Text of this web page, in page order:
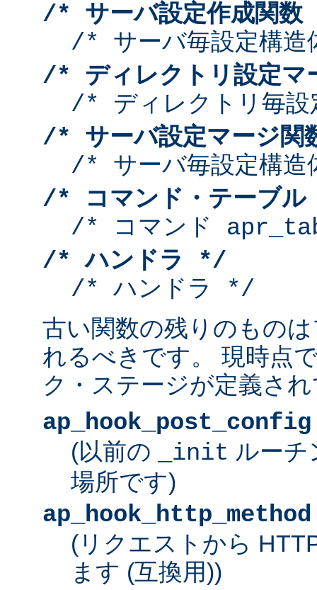
/* サーバ設定作成関
/* サーバ毎設定構
/* ディレクトリ設定
/* ディレクトリ毎
/* サーバ設定マージ
/* サーバ毎設定構
/* コマンド・テーブ
/* コマンド
/* ハンドラ */
/* ハンドラ */
古い関数の残りのもの
れるべきです。 現時点
ク・ステージが定義さ
ap_hook_post_config
(以前の
_init ルーチ
場所です)
ap_hook_http_method
(リクエストから
ます (互換用))